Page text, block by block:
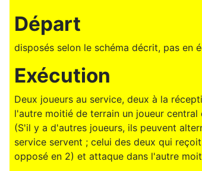
Départ
disposés selon le schéma décrit, pas en
Exécution
Deux joueurs au service, deux à la
l'autre moitié de terrain un joueur central
(S'il y a d'autres joueurs, ils peuvent
service servent ; celui des deux qui
opposé en 2) et attaque dans l'autre